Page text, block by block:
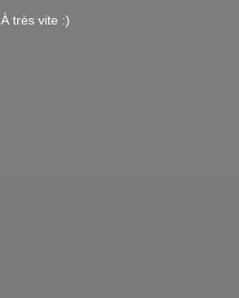
À très vite :)